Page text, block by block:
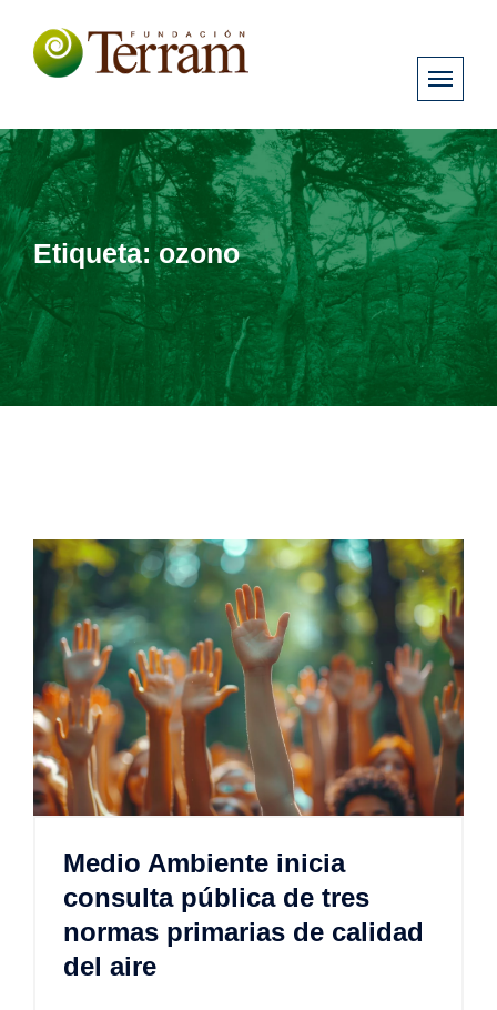
Etiqueta:ozono
Medio Ambiente inicia
consulta pública de tres
normas primarias de calidad
del aire